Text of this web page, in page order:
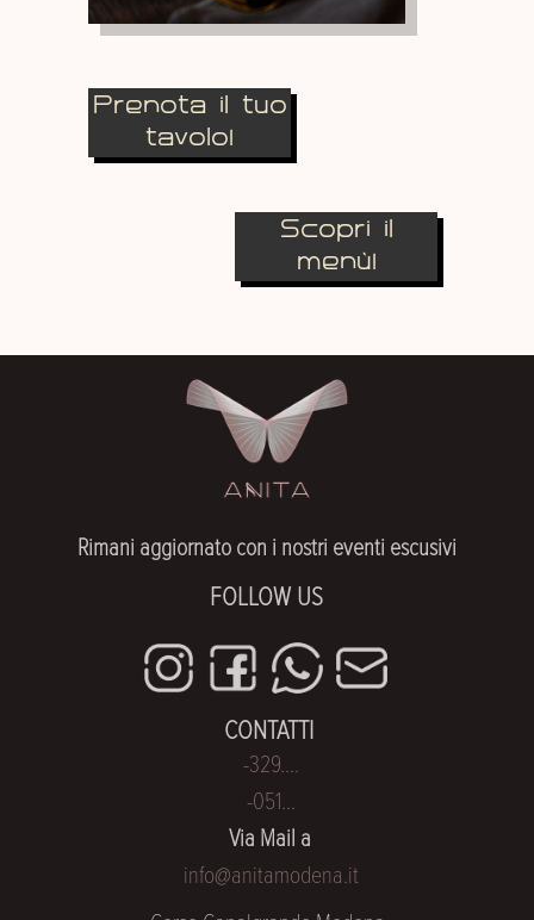
Prenota il tuo
tavolo!
Scopri il
menù!
Rimani aggiornato con i nostri eventi escusivi
-329....
-051...
info@anitamodena.it
CONTATTI
FOLLOW US
Via Mail a